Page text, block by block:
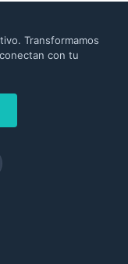
Transformamos
con tu